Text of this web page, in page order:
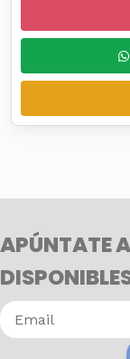
APÚNTATE